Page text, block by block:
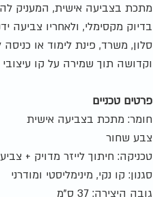
מתכת בצביעה אישית, המעניק לה
בדיוק מקסימלי, ולאחריו
סלון, משרד, פינת לימוד או
וקדושה תוך שמירה על קו עיצובי
פרטים טכניים
חומר: מתכת בצביעה אישית
צבע שחור
טכניקה: חיתוך לייזר מדויק +
סגנון: קו נקי, מינימליסטי ומודרני
גובה היצירה: 37 ס"מ